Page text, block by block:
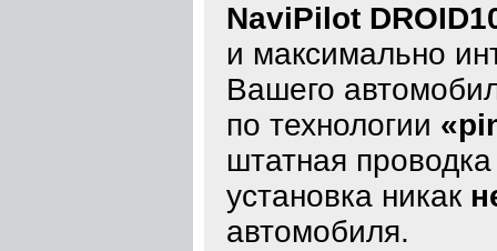
NaviPilot
и максимально
Вашего
по технологии
штатная
установка никак
автомобиля.